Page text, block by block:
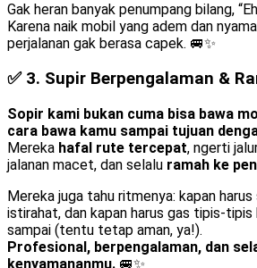
Gak heran banyak penumpang bilang,
Karena naik mobil yang adem dan
perjalanan gak berasa capek. 🚐✨
✅ 3. Supir Berpengalaman &
Sopir kami bukan cuma bisa bawa
cara bawa kamu sampai tujuan
Mereka hafal rute tercepat, ngerti
jalanan macet, dan selalu ramah ke
Mereka juga tahu ritmenya: kapan
istirahat, dan kapan harus gas tipis-
sampai (tentu tetap aman, ya!).
Profesional, berpengalaman, dan
kenyamananmu. 🚐✨